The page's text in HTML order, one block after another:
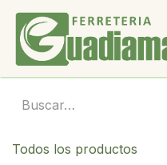
Ir al contenido
Todos los productos